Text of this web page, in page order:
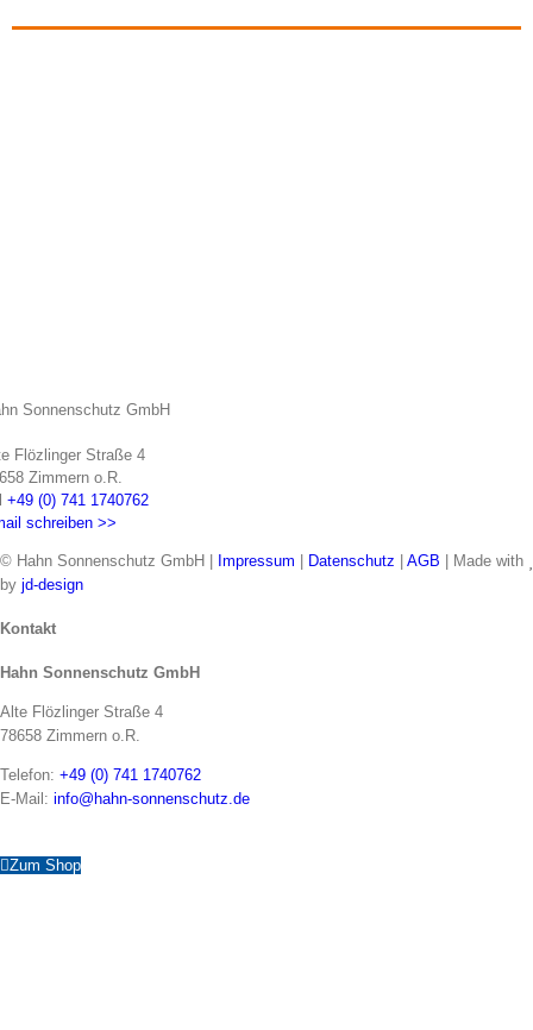
Sonnenschutz GmbH
Flözlinger Straße 4
Zimmern o.R.
+49 (0) 741 1740762
schreiben >>
© Hahn Sonnenschutz GmbH | Impressum Datenschutz AGB | Made with
by jd-design
Toggle
Bar
Kontakt
Hahn Sonnenschutz GmbH
Alte Flözlinger Straße 4
78658 Zimmern o.R.
Telefon: +49 (0) 741 1740762
E-Mail: info@hahn-sonnenschutz.de
Zum Shop